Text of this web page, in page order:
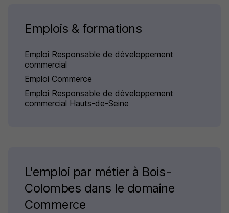
Emplois & formations
Emploi Responsable de développement
commercial
Emploi Commerce
Emploi Responsable de développement
commercial Hauts-de-Seine
L'emploi par métier à Bois-
Colombes dans le domaine
Commerce